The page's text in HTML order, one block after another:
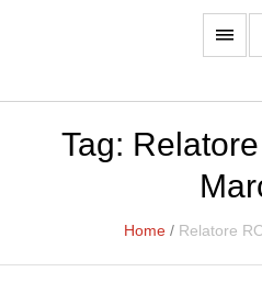
Tag:
Home / Relatore